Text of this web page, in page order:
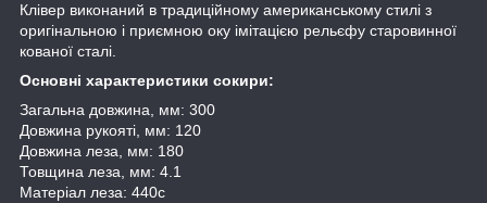
Клівер виконаний в традиційному американському стилі з
оригінальною і приємною оку імітацією рельєфу старовинної
кованої сталі.
Основні характеристики сокири:
Загальна довжина, мм: 300
Довжина рукояті, мм: 120
Довжина леза, мм: 180
Товщина леза, мм: 4.1
Матеріал леза: 440c